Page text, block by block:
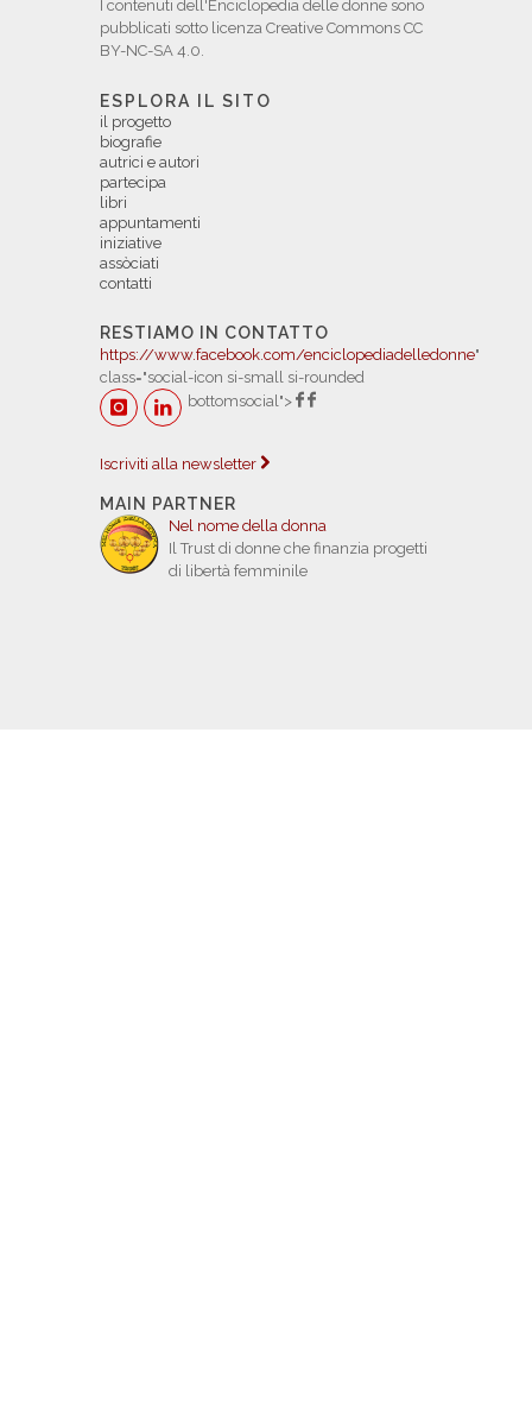
I contenuti dell'Enciclopedia delle donne sono
pubblicati sotto licenza Creative Commons CC
BY-NC-SA 4.0.
ESPLORA IL SITO
il progetto
biografie
autrici e autori
partecipa
libri
appuntamenti
iniziative
assòciati
contatti
RESTIAMO IN CONTATTO
https://www.facebook.com/enciclopediadelledonne"
class="social-icon si-small si-rounded
bottomsocial">
Iscriviti alla newsletter
MAIN PARTNER
Nel nome della donna
Il Trust di donne che finanzia progetti
di libertà femminile